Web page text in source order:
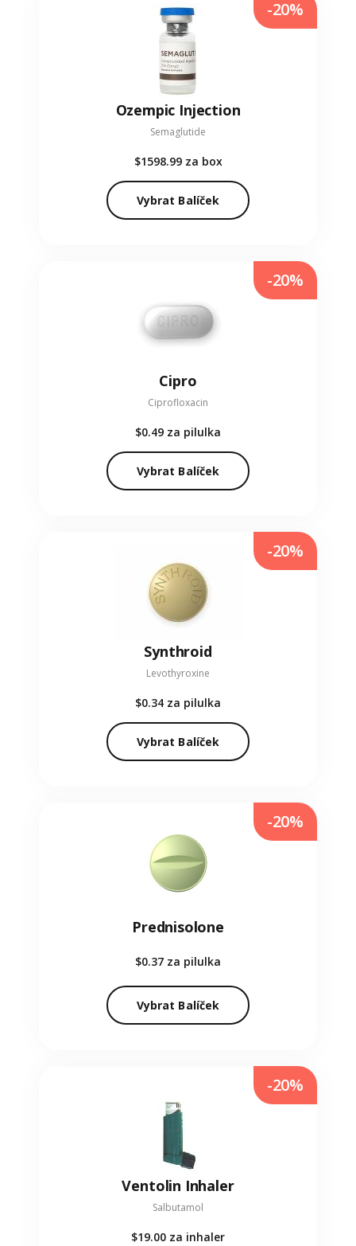
Ozempic Injection
Semaglutide
$1598.99 za box
Vybrat Balíček
-20%
Cipro
Ciprofloxacin
$0.49 za pilulka
Vybrat Balíček
-20%
Synthroid
Levothyroxine
$0.34 za pilulka
Vybrat Balíček
-20%
Prednisolone
$0.37 za pilulka
Vybrat Balíček
-20%
Ventolin Inhaler
Salbutamol
$19.00 za inhaler
-20%